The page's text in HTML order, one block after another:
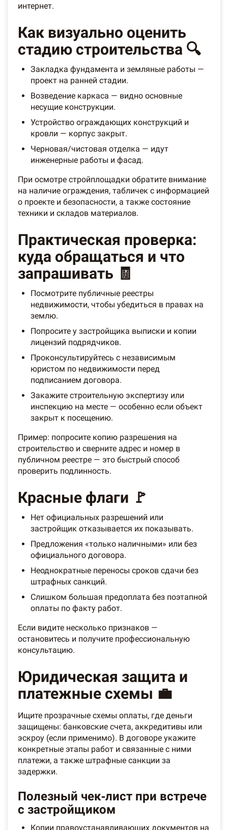
интернет.
Как визуально оценить
стадию строительства 🔍
Закладка фундамента и земляные работы —
проект на ранней стадии.
Возведение каркаса — видно основные
несущие конструкции.
Устройство ограждающих конструкций и
кровли — корпус закрыт.
Черновая/чистовая отделка — идут
инженерные работы и фасад.
При осмотре стройплощадки обратите внимание
на наличие ограждения, табличек с информацией
о проекте и безопасности, а также состояние
техники и складов материалов.
Практическая проверка:
куда обращаться и что
запрашивать 🧾
Посмотрите публичные реестры
недвижимости, чтобы убедиться в правах на
землю.
Попросите у застройщика выписки и копии
лицензий подрядчиков.
Проконсультируйтесь с независимым
юристом по недвижимости перед
подписанием договора.
Закажите строительную экспертизу или
инспекцию на месте — особенно если объект
закрыт к посещению.
Пример: попросите копию разрешения на
строительство и сверните адрес и номер в
публичном реестре — это быстрый способ
проверить подлинность.
Красные флаги 🚩
Нет официальных разрешений или
застройщик отказывается их показывать.
Предложения «только наличными» или без
официального договора.
Неоднократные переносы сроков сдачи без
штрафных санкций.
Слишком большая предоплата без поэтапной
оплаты по факту работ.
Если видите несколько признаков —
остановитесь и получите профессиональную
консультацию.
Юридическая защита и
платежные схемы 💼
Ищите прозрачные схемы оплаты, где деньги
защищены: банковские счета, аккредитивы или
эскроу (если применимо). В договоре укажите
конкретные этапы работ и связанные с ними
платежи, а также штрафные санкции за
задержки.
Полезный чек‑лист при встрече
с застройщиком
Копии правоустанавливающих документов на